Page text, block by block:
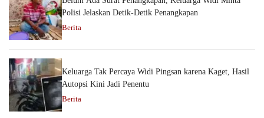
Polisi Jelaskan Detik-Detik Penangkapan
Berita
Keluarga Tak Percaya Widi Pingsan karena Kaget, Hasil
Autopsi Kini Jadi Penentu
Berita